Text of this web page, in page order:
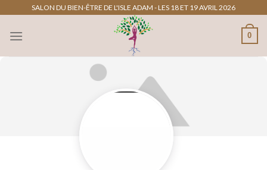
contenu
SALON DU BIEN-ÊTRE DE L'ISLE ADAM - LES 18 ET 19 AVRIL 2026
0